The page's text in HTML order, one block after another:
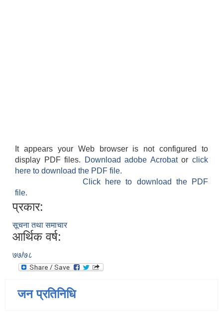
It appears your Web browser is not configured to
display PDF files.
Download adobe Acrobatorclick
here to download the PDF file.
Click here to download the PDF
file.
प्रकार:
सूचना तथा समाचार
आर्थिक वर्ष:
७७/७८
जन प्रतिनिधि